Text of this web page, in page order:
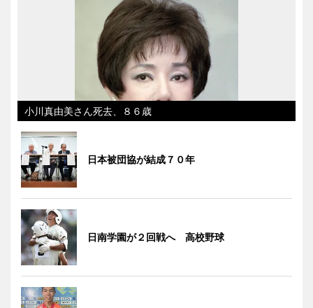
小川真由美さん死去、８６歳
日本被団協が結成７０年
日南学園が２回戦へ 高校野球